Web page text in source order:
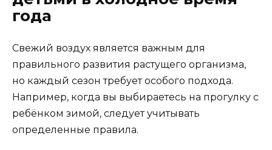
года
Свежий воздух является важным для
правильного развития растущего организма,
но каждый сезон требует особого подхода.
Например, когда вы выбираетесь на прогулку с
ребёнком зимой, следует учитывать
определенные правила.